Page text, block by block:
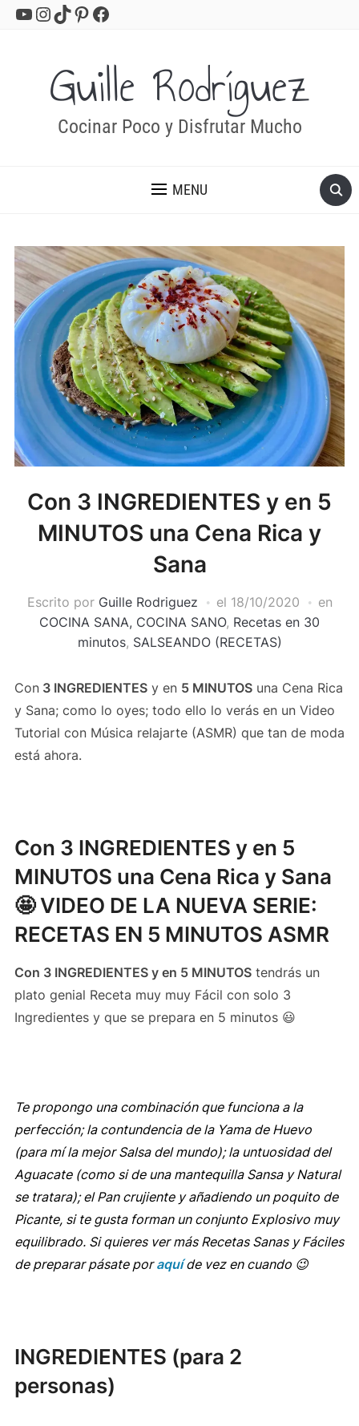
YouTube
Instagram
TikTok
Pinterest
Facebook
Guille Rodríguez
Cocinar Poco y Disfrutar Mucho
MENU
Con 3 INGREDIENTES y en 5
MINUTOS una Cena Rica y
Sana
Escrito por Guille Rodriguez el 18/10/2020
en
COCINA SANA, COCINA SANO, Recetas en 30
minutos, SALSEANDO (RECETAS)
Con3 INGREDIENTESy en 5 MINUTOSuna Cena Rica
y Sana; como lo oyes; todo ello lo verás en un Video
Tutorial con Música relajarte (ASMR) que tan de moda
está ahora.
Con 3 INGREDIENTES y en 5
MINUTOS una Cena Rica y Sana
🤩 VIDEO DE LA NUEVA SERIE:
RECETAS EN 5 MINUTOS ASMR
Con 3 INGREDIENTES y en 5 MINUTOStendrás un
plato genial Receta muy muy Fácil con solo 3
Ingredientes y que se prepara en 5 minutos 😃
Te propongo una combinación que funciona a la
perfección; la contundencia de la Yama de Huevo
(para mí la mejor Salsa del mundo); la untuosidad del
Aguacate (como si de una mantequilla Sansa y Natural
se tratara); el Pan crujiente y añadiendo un poquito de
Picante, si te gusta forman un conjunto Explosivo muy
equilibrado. Si quieres ver más Recetas Sanas y Fáciles
de preparar pásate poraquí de vez en cuando 😉
INGREDIENTES (para 2
personas)